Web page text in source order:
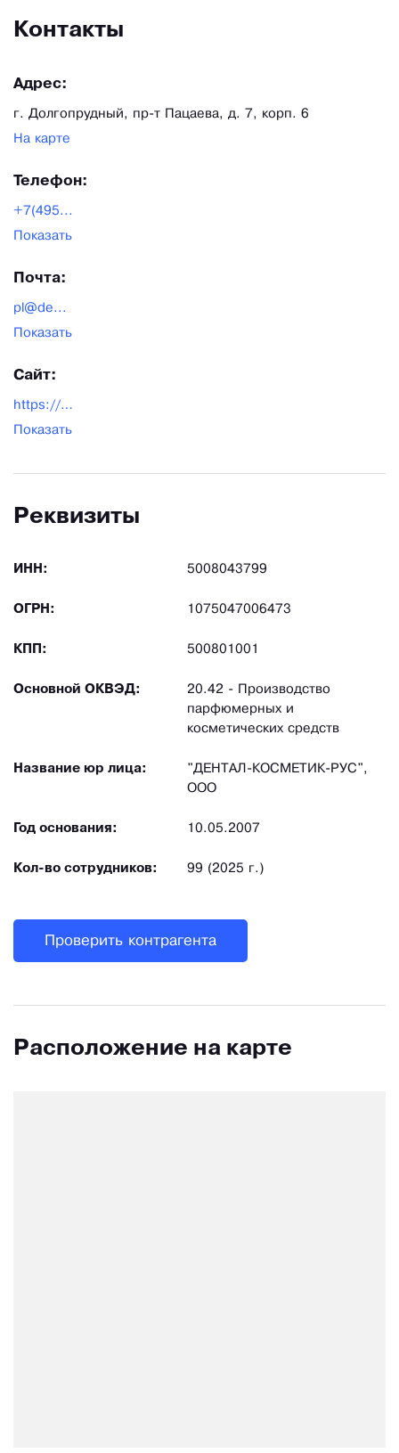
Контакты
Адрес:
г. Долгопрудный, пр-т Пацаева, д. 7, корп. 6
На карте
Телефон:
+7(495...
Показать
Почта:
pl@de...
Показать
Сайт:
https://dental-kosmetik.ru/
Показать
Реквизиты
ИНН: 5008043799
ОГРН: 1075047006473
КПП: 500801001
Основной ОКВЭД:
20.42 - Производство
парфюмерных и
косметических средств
Название юр лица:
"ДЕНТАЛ-КОСМЕТИК-РУС",
ООО
Год основания: 10.05.2007
Кол-во сотрудников: 99 (2025 г.)
Проверить контрагента
Расположение на карте